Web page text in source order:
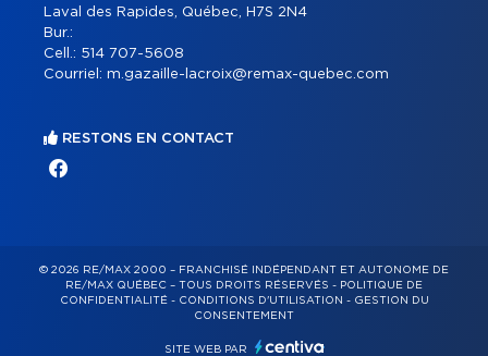
Laval des Rapides, Québec, H7S 2N4
Bur.:
Cell.: 514 707-5608
Courriel: m.gazaille-lacroix@remax-quebec.com
RESTONS EN CONTACT
© 2026 RE/MAX 2000 – FRANCHISÉ INDÉPENDANT ET AUTONOME DE
RE/MAX QUÉBEC – TOUS DROITS RÉSERVÉS - POLITIQUE DE
CONFIDENTIALITÉ- CONDITIONS D'UTILISATION - GESTION DU
CONSENTEMENT
SITE WEB PAR